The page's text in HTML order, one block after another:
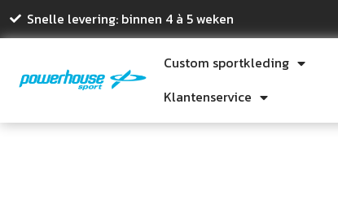
Snelle levering: binnen 4 à 5 weken
Custom sportkleding
Klantenservice